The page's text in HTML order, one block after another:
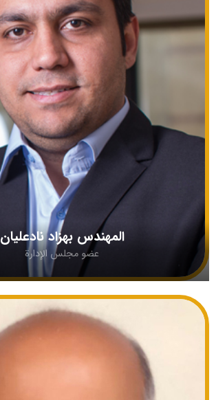
المهندس بهزاد نادعلیان
عضو مجلس الإدارة